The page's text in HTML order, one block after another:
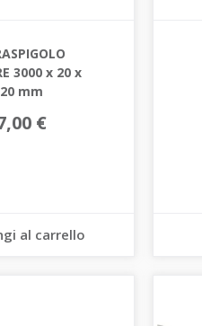
3000 x 20 x
20 mm
€
al carrello